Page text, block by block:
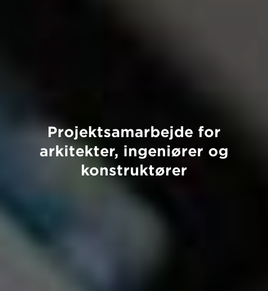
Projektsamarbejde for
arkitekter, ingeniører og
konstruktører